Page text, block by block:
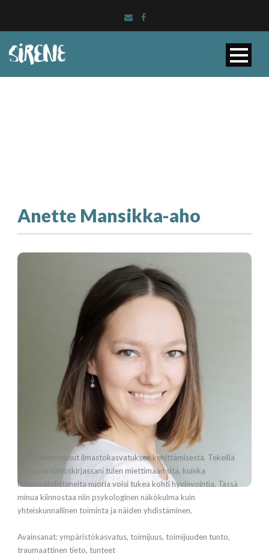
Anette Mansikka-aho
Olen kiinnostunut ilmastokasvatuksen kehittämisestä. Tekeillä
olevassa väitöskirjassani tulen miettimään sitä, kuinka
ilmastoahdistuneita nuoria voisi tukea kohti hyvinvointia. Tässä
minua kiinnostaa niin psykologinen näkökulma kuin
yhteiskunnallinen toiminta ja näiden yhdistäminen.
Avainsanat: ympäristökasvatus, toimijuus, toimijuuden tunto,
traumaattinen tieto, tunteet